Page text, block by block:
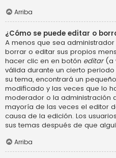
Arriba
¿Cómo se puede editar o
A menos que sea
borrar o editar sus propios
hacer clic en en botón editar(a
válida durante un cierto
su tema, encontrará un
modificado y las veces que lo
moderador o la administración
mayoría de las veces el editor
causa de la edición. Los
sus temas después de que
Arriba